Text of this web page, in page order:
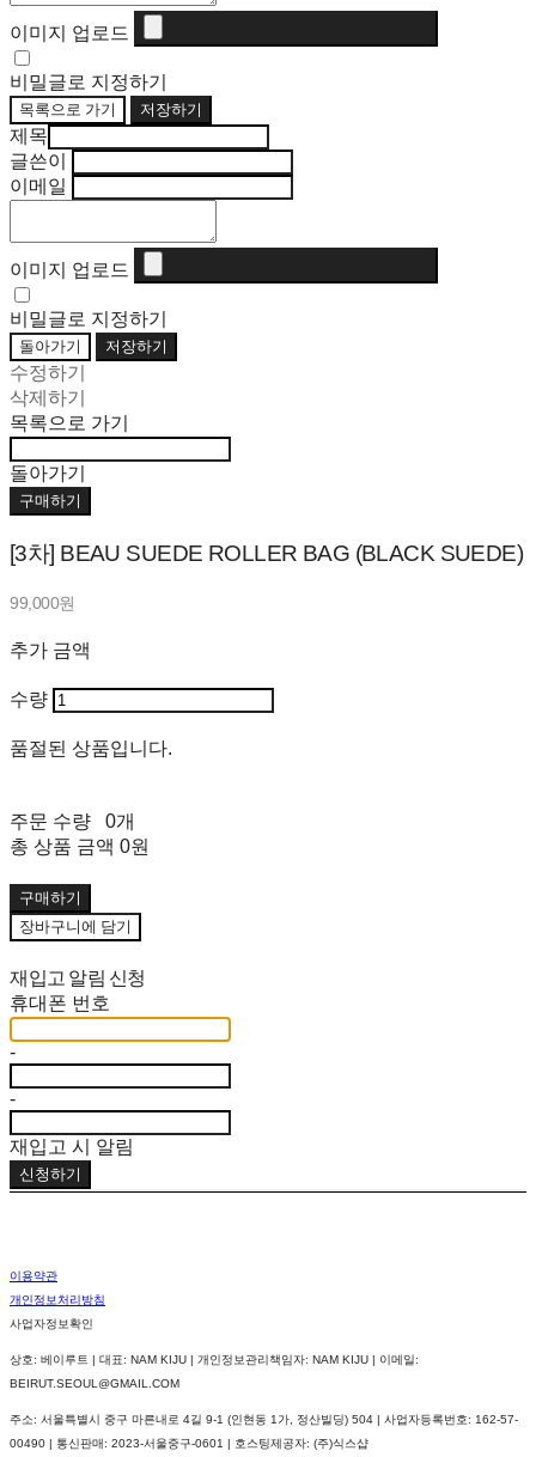
이미지 업로드
비밀글로 지정하기
목록으로 가기 저장하기
제목
글쓴이
이메일
이미지 업로드
비밀글로 지정하기
돌아가기 저장하기
수정하기
삭제하기
목록으로 가기
돌아가기
구매하기
[3차] BEAU SUEDE ROLLER BAG (BLACK SUEDE)
99,000원
추가 금액
수량
품절된 상품입니다.
주문 수량
0개
총 상품 금액 0원
구매하기
장바구니에 담기
재입고 알림 신청
휴대폰 번호
-
-
재입고 시 알림
신청하기
이용약관
개인정보처리방침
사업자정보확인
상호: 베이루트 | 대표: NAM KIJU | 개인정보관리책임자: NAM KIJU | 이메일:
BEIRUT.SEOUL@GMAIL.COM
주소: 서울특별시 중구 마른내로 4길 9-1 (인현동 1가, 정산빌딩) 504 | 사업자등록번호: 162-57-
00490 | 통신판매: 2023-서울중구-0601 | 호스팅제공자: (주)식스샵